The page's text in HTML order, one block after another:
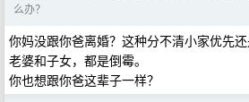
么办？
你妈没跟你爸离婚？这种分不清小家优先
老婆和子女，都是倒霉。
你也想跟你爸这辈子一样？